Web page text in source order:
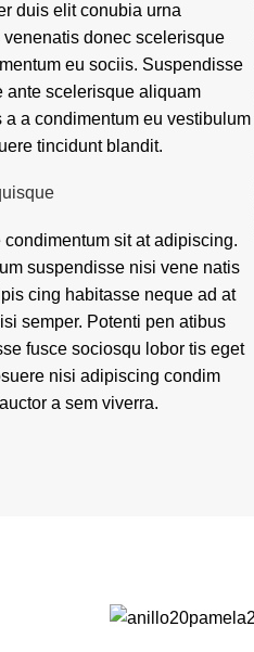
duis elit conubia urna
venenatis donec scelerisque
eu sociis. Suspendisse
ante scelerisque aliquam
a a condimentum eu vestibulum
tincidunt blandit.
sit at adipiscing.
suspendisse nisi vene natis
cing habitasse neque ad at
semper. Potenti pen atibus
fusce sociosqu lobor tis eget
nisi adipiscing condim
a sem viverra.